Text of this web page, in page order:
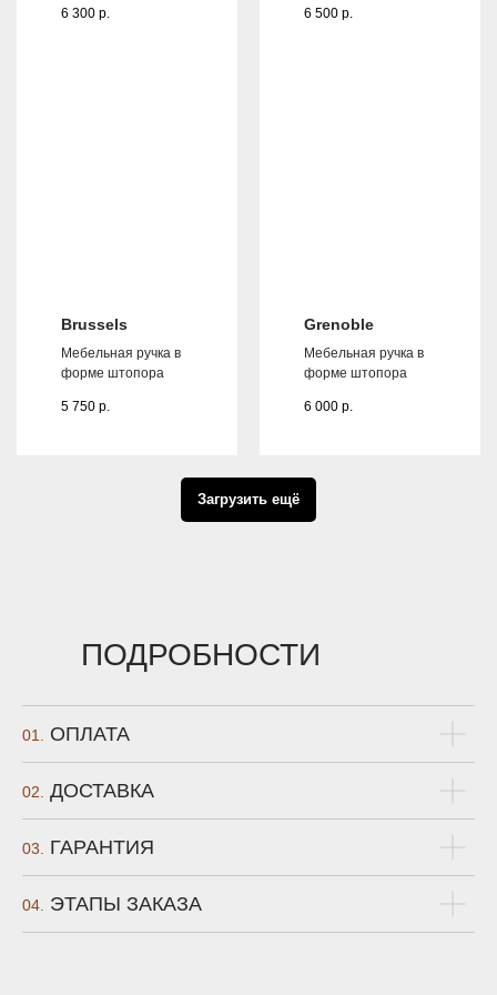
6 300 р. 6 500 р.
Brussels
Мебельная ручка в
форме штопора
5 750 р.
Grenoble
Мебельная ручка в
форме штопора
6 000 р.
Загрузить ещё
ПОДРОБНОСТИ
01. ОПЛАТА
02. ДОСТАВКА
03. ГАРАНТИЯ
04. ЭТАПЫ ЗАКАЗА